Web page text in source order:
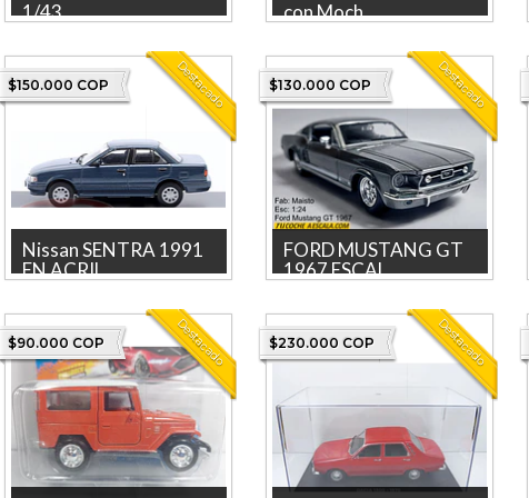
1/43 , ...
Marca Ixo Marca: IXO La
tienda más grande en línea...
con Moch...
Muñeco , Greenlight, Escala 1-
64 • Marca Greenlight •...
$150.000 COP Destacado
Nissan SENTRA 1991
EN ACRIL...
1991, una notable pieza de
colección fabricada por ...
$130.000 COP Destacado
FORD MUSTANG GT
1967 ESCAL...
ESCALA 1/64, MARCA
MAISTO La tienda más
grande en linea...
$90.000 COP Destacado $230.000 COP Destacado